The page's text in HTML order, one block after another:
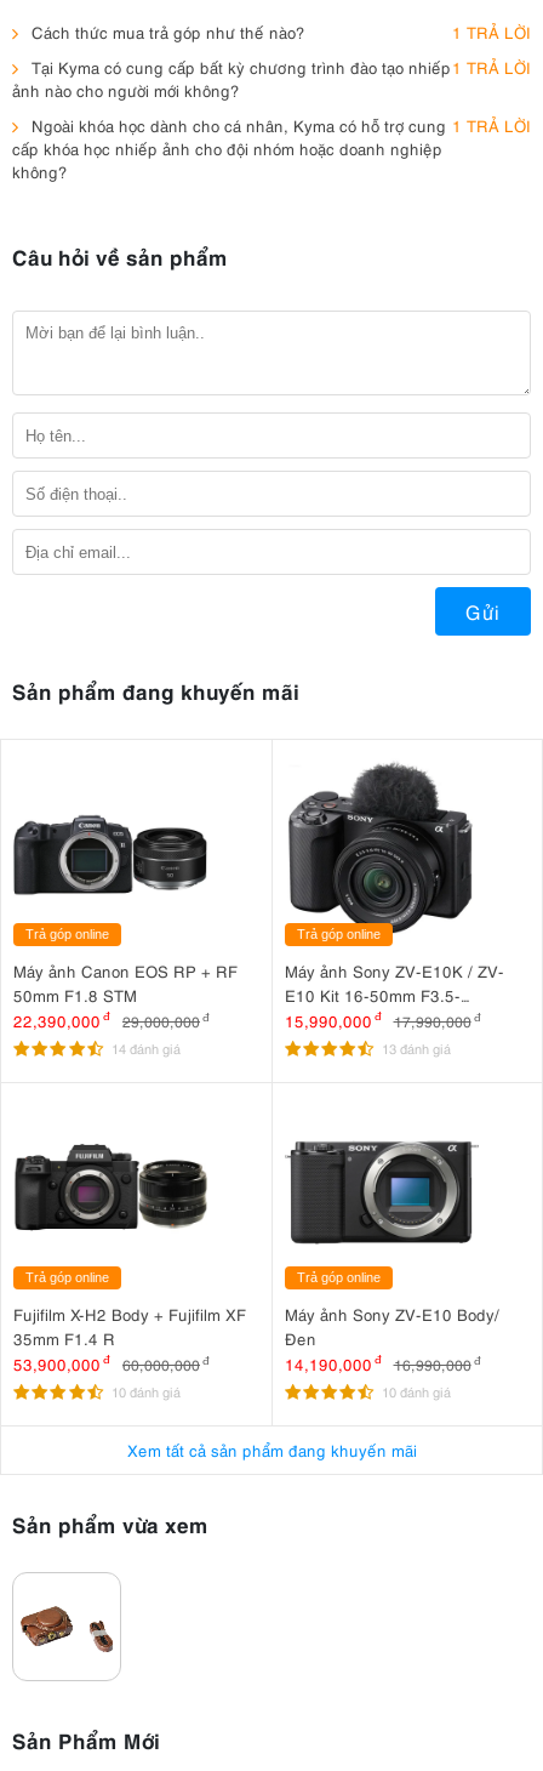
Cách thức mua trả góp như thế nào?
1 TRẢ LỜI
Tại Kyma có cung cấp bất kỳ chương trình đào tạo nhiếp
ảnh nào cho người mới không?
1 TRẢ LỜI
Ngoài khóa học dành cho cá nhân, Kyma có hỗ trợ cung
cấp khóa học nhiếp ảnh cho đội nhóm hoặc doanh nghiệp
không?
1 TRẢ LỜI
Câu hỏi về sản phẩm
Gửi
Sản phẩm đang khuyến mãi
Trả góp online
Máy ảnh Canon EOS RP + RF
50mm F1.8 STM
22,390,000 đ 29,000,000đ
14 đánh giá
Trả góp online
Máy ảnh Sony ZV-E10K / ZV-
E10 Kit 16-50mm F3.5-
5.6 OSS II
15,990,000 đ 17,990,000 đ
13 đánh giá
Trả góp online
Fujifilm X-H2 Body + Fujifilm XF
35mm F1.4 R
53,900,000 đ 60,000,000đ
10 đánh giá
Trả góp online
Máy ảnh Sony ZV-E10 Body/
Đen
14,190,000 đ 16,990,000 đ
10 đánh giá
Xem tất cả sản phẩm đang khuyến mãi
Sản phẩm vừa xem
Sản Phẩm Mới